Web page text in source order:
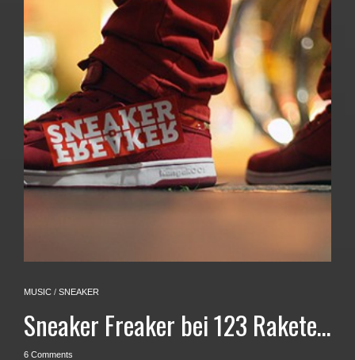
MUSIC / SNEAKER
Sneaker Freaker bei 123 Rakete…
6 Comments